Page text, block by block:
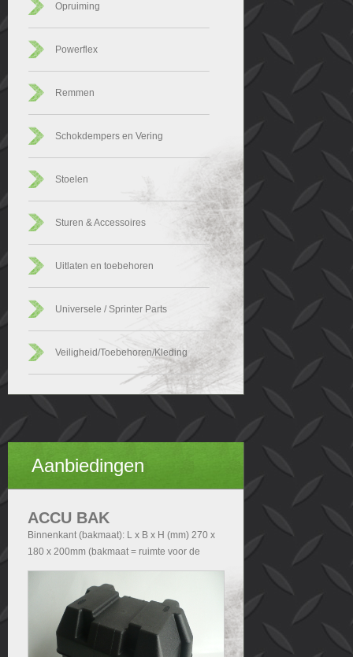
Opruiming
Powerflex
Remmen
Schokdempers en Vering
Stoelen
Sturen & Accessoires
Uitlaten en toebehoren
Universele / Sprinter Parts
Veiligheid/Toebehoren/Kleding
Aanbiedingen
ACCU BAK
Binnenkant (bakmaat): L x B x H (mm) 270 x
180 x 200mm (bakmaat = ruimte voor de
accu). Buitenkant (Totale afmetingen accubak
exclusief deksel): - Zonder handvatten L x B x
H (mm) 290x200x210 - Met handvatten L x B
x H (mm) 340x200x210. Buitenkant (Totale
afmetingen accubak inclusief deksel): L x B x
H (mm) 340x240x280.